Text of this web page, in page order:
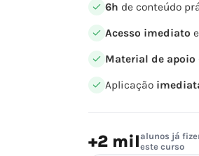
6h de conteúdo
Acesso imediato
Material de apoio
Aplicação
+2 milalunos já
este curso